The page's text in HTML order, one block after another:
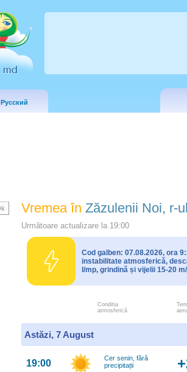
Русский
Vremea în Zăzulenii Noi, r-
Următoare actualizare la 19:00
Cod galben: 07.08.2026, ora
instabilitate atmosferică,
l/mp, grindină și vijelii 15-20
Conditia
atmosferică
Astăzi, 7 August
19:00
Cer senin, fără
precipitații